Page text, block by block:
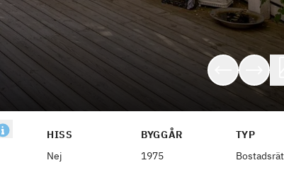
HISS
Nej
BYGGÅR
1975
TYP